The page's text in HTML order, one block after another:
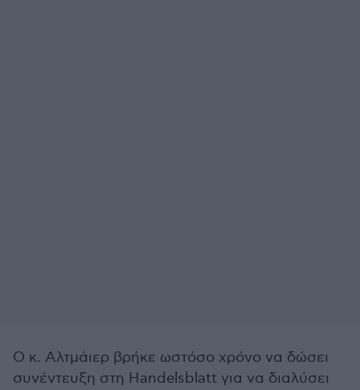
Ο κ. Αλτμάιερ βρήκε ωστόσο χρόνο να δώσει
συνέντευξη στη Handelsblatt για να διαλύσει